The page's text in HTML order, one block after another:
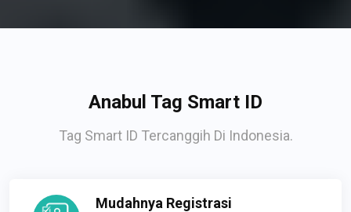
Anabul Tag Smart ID
Tag Smart ID Tercanggih Di Indonesia.
Mudahnya Registrasi